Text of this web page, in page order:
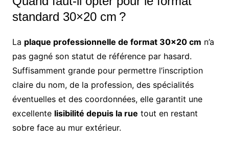
standard 30×20 cm ?
La plaque professionnelle de format 30×20 cm n’a
pas gagné son statut de référence par hasard.
Suffisamment grande pour permettre l’inscription
claire du nom, de la profession, des spécialités
éventuelles et des coordonnées, elle garantit une
excellente lisibilité depuis la rue tout en restant
sobre face au mur extérieur.